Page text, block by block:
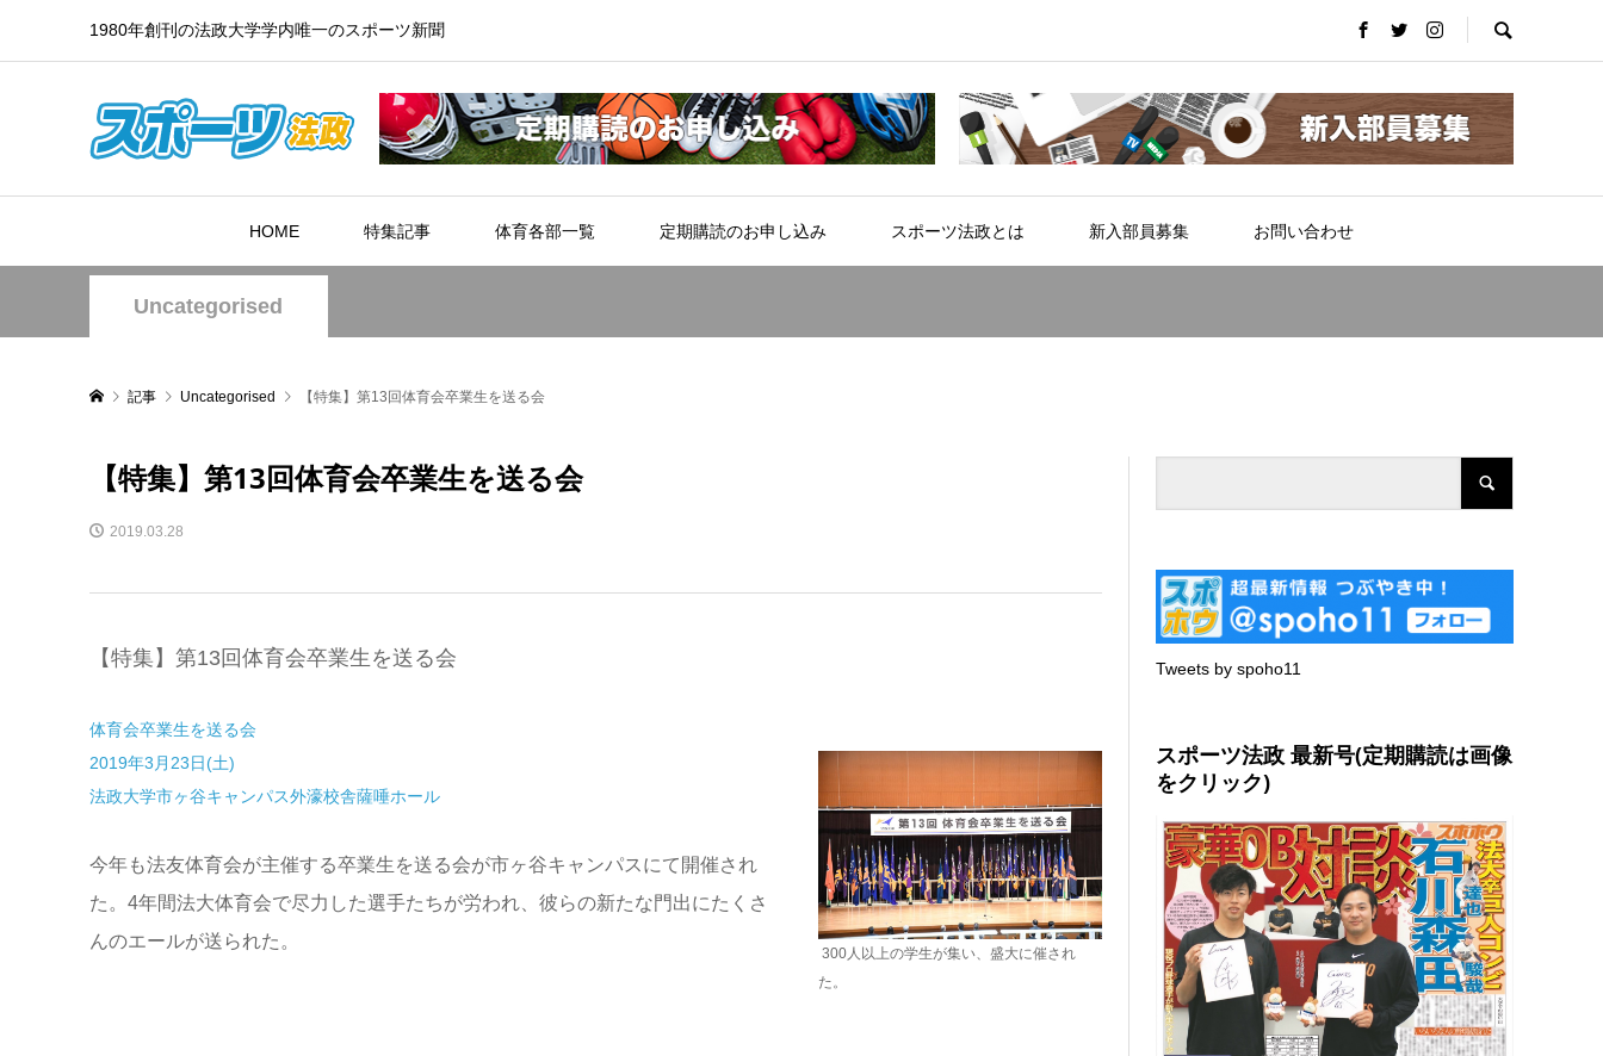
1980年創刊の法政大学学内唯一のスポーツ新聞
HOME 特集記事 体育各部一覧 定期購読のお申し込み スポーツ法政とは 新入部員募集 お問い合わせ
Uncategorised
記事 Uncategorised 【特集】第13回体育会卒業生を送る会
【特集】第13回体育会卒業生を送る会
2019.03.28
【特集】第13回体育会卒業生を送る会
体育会卒業生を送る会
2019年3月23日(土)
法政大学市ヶ谷キャンパス外濠校舎薩唾ホール
今年も法友体育会が主催する卒業生を送る会が市ヶ谷キャンパスにて開催され
た。4年間法大体育会で尽力した選手たちが労われ、彼らの新たな門出にたくさ
んのエールが送られた。
300人以上の学生が集い、盛大に催され
た。
Tweets by spoho11
スポーツ法政 最新号(定期購読は画像
をクリック)